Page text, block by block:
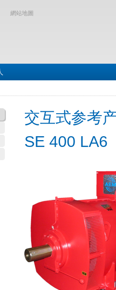
網站地圖
交互式参考
SE 400 LA6